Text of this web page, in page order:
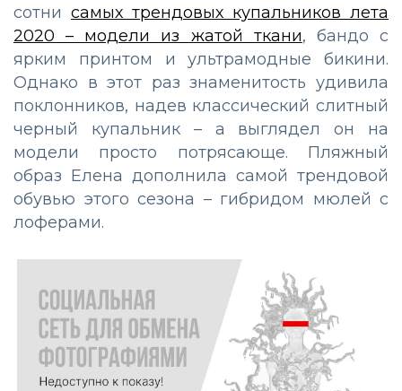
сотни самых трендовых купальников лета
2020 – модели из жатой ткани, бандо с
ярким принтом и ультрамодные бикини.
Однако в этот раз знаменитость удивила
поклонников, надев классический слитный
черный купальник – а выглядел он на
модели просто потрясающе. Пляжный
образ Елена дополнила самой трендовой
обувью этого сезона – гибридом мюлей с
лоферами.